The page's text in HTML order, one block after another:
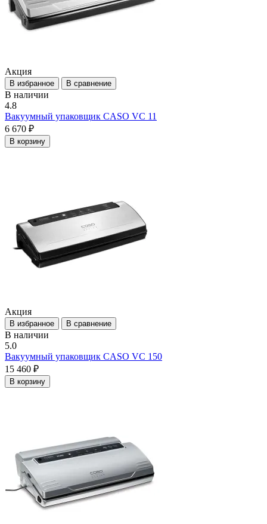
Акция
В избранное В сравнение
В наличии
4.8
Вакуумный упаковщик CASO VC 11
6 670 ₽
В корзину
Акция
В избранное В сравнение
В наличии
5.0
Вакуумный упаковщик CASO VC 150
15 460 ₽
В корзину